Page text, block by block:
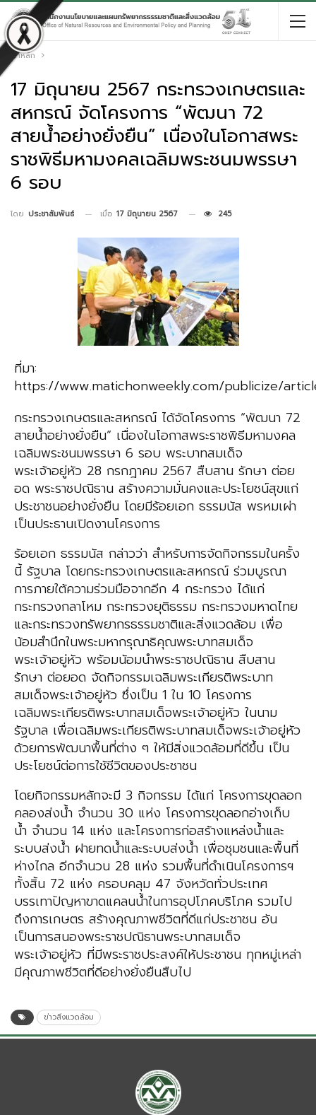
หน้าหลัก
17 มิถุนายน 2567 กระทรวงเกษตรและ
สหกรณ์ จัดโครงการ “พัฒนา 72
สายน้ำอย่างยั่งยืน” เนื่องในโอกาสพระ
ราชพิธีมหามงคลเฉลิมพระชนมพรรษา
6 รอบ
โดย ประชาสัมพันธ์ เมื่อ 17 มิถุนายน 2567 245
ที่มา:
https://www.matichonweekly.com/publicize/
กระทรวงเกษตรและสหกรณ์ ได้จัดโครงการ “พัฒนา 72
สายน้ำอย่างยั่งยืน” เนื่องในโอกาสพระราชพิธีมหามงคล
เฉลิมพระชนมพรรษา 6 รอบ พระบาทสมเด็จ
พระเจ้าอยู่หัว 28 กรกฎาคม 2567 สืบสาน รักษา ต่อย
อด พระราชปณิธาน สร้างความมั่นคงและประโยชน์สุขแก่
ประชาชนอย่างยั่งยืน โดยมีร้อยเอก ธรรมนัส พรหมเผ่า
เป็นประธานเปิดงานโครงการ
ร้อยเอก ธรรมนัส กล่าวว่า สำหรับการจัดกิจกรรมในครั้ง
นี้ รัฐบาล โดยกระทรวงเกษตรและสหกรณ์ ร่วมบูรณา
การภายใต้ความร่วมมือจากอีก 4 กระทรวง ได้แก่
กระทรวงกลาโหม กระทรวงยุติธรรม กระทรวงมหาดไทย
และกระทรวงทรัพยากรธรรมชาติและสิ่งแวดล้อม เพื่อ
น้อมสำนึกในพระมหากรุณาธิคุณพระบาทสมเด็จ
พระเจ้าอยู่หัว พร้อมน้อมนำพระราชปณิธาน สืบสาน
รักษา ต่อยอด จัดกิจกรรมเฉลิมพระเกียรติพระบาท
สมเด็จพระเจ้าอยู่หัว ซึ่งเป็น 1 ใน 10 โครงการ
เฉลิมพระเกียรติพระบาทสมเด็จพระเจ้าอยู่หัว ในนาม
รัฐบาล เพื่อเฉลิมพระเกียรติพระบาทสมเด็จพระเจ้าอยู่หัว
ด้วยการพัฒนาพื้นที่ต่าง ๆ ให้มีสิ่งแวดล้อมที่ดีขึ้น เป็น
ประโยชน์ต่อการใช้ชีวิตของประชาชน
โดยกิจกรรมหลักจะมี 3 กิจกรรม ได้แก่ โครงการขุดลอก
คลองส่งน้ำ จำนวน 30 แห่ง โครงการขุดลอกอ่างเก็บ
น้ำ จำนวน 14 แห่ง และโครงการก่อสร้างแหล่งน้ำและ
ระบบส่งน้ำ ฝายทดน้ำและระบบส่งน้ำ เพื่อชุมชนและพื้นที่
ห่างไกล อีกจำนวน 28 แห่ง รวมพื้นที่ดำเนินโครงการฯ
ทั้งสิ้น 72 แห่ง ครอบคลุม 47 จังหวัดทั่วประเทศ
บรรเทาปัญหาขาดแคลนน้ำในการอุปโภคบริโภค รวมไป
ถึงการเกษตร สร้างคุณภาพชีวิตที่ดีแก่ประชาชน อัน
เป็นการสนองพระราชปณิธานพระบาทสมเด็จ
พระเจ้าอยู่หัว ที่มีพระราชประสงค์ให้ประชาชน ทุกหมู่เหล่า
มีคุณภาพชีวิตที่ดีอย่างยั่งยืนสืบไป
ข่าวสิ่งแวดล้อม